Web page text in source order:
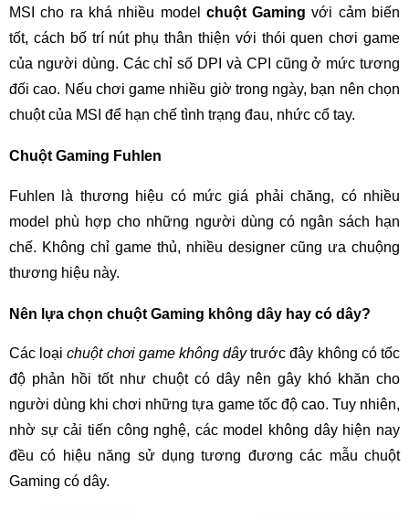
MSI cho ra khá nhiều model chuột Gaming với cảm biến
tốt, cách bố trí nút phụ thân thiện với thói quen chơi game
của người dùng. Các chỉ số DPI và CPI cũng ở mức tương
đối cao. Nếu chơi game nhiều giờ trong ngày, bạn nên chọn
chuột của MSI để hạn chế tình trạng đau, nhức cổ tay.
Chuột Gaming Fuhlen
Fuhlen là thương hiệu có mức giá phải chăng, có nhiều
model phù hợp cho những người dùng có ngân sách hạn
chế. Không chỉ game thủ, nhiều designer cũng ưa chuộng
thương hiệu này.
Nên lựa chọn chuột Gaming không dây hay có dây?
Các loạichuột chơi game không dâytrước đây không có tốc
độ phản hồi tốt như chuột có dây nên gây khó khăn cho
người dùng khi chơi những tựa game tốc độ cao. Tuy nhiên,
nhờ sự cải tiến công nghệ, các model không dây hiện nay
đều có hiệu năng sử dụng tương đương các mẫu chuột
Gaming có dây.